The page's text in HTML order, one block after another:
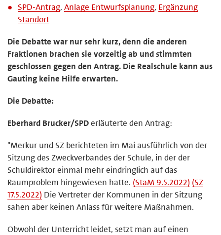
SPD-Antrag,Anlage Entwurfsplanung, Ergänzung
Standort
Die Debatte war nur sehr kurz, denn die anderen
Fraktionen brachen sie vorzeitig ab und stimmten
geschlossen gegen den Antrag. Die Realschule kann aus
Gauting keine Hilfe erwarten.
Die Debatte:
Eberhard Brucker/SPDerläuterte den Antrag:
"Merkur und SZ berichteten im Mai ausführlich von der
Sitzung des Zweckverbandes der Schule, in der der
Schuldirektor einmal mehr eindringlich auf das
Raumproblem hingewiesen hatte. (StaM 9.5.2022) (SZ
17.5.2022) Die Vertreter der Kommunen in der Sitzung
sahen aber keinen Anlass für weitere Maßnahmen.
Obwohl der Unterricht leidet, setzt man auf einen